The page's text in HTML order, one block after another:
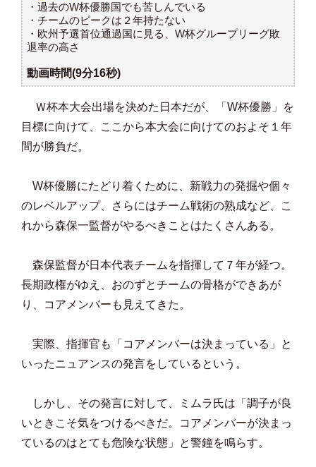
・過去のW杯優勝国でも苦しんでいる
・チームのピークは２年持たない
・欧州予選首位通過国に見る、W杯グループリーグ敗
退率の高さ
動画時間(9分16秒)
Ｗ杯本大会出場を決めた日本だが、「W杯優勝」を
目標に向けて、ここから本大会に向けてのおよそ１年
間が勝負だ。
W杯優勝にたどり着くために、新戦力の発掘や個々
のレベルアップ、さらにはチーム戦術の熟成など、こ
れから森保一監督がやるべきことはたくさんある。
森保監督が日本代表チームを指揮して７年が経つ。
長期政権がゆえ、おのずとチームの骨格ができあが
り、コアメンバーも見えてきた。
実際、指揮官も「コアメンバーは決まっている」と
いったニュアンスの発言をしているという。
しかし、その発言に対して、ミムラ氏は「調子が良
いときこそ気をつけるべきだ。コアメンバーが決まっ
ているのはとても危険な状態」と警鐘を鳴らす。